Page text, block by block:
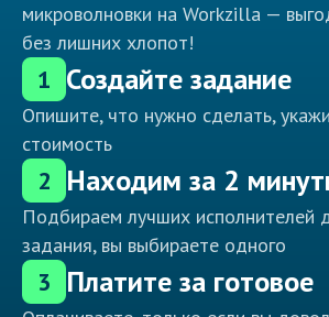
микроволновки на Workzilla —
без лишних хлопот!
1 Создайте задание
Опишите, что нужно сделать,
стоимость
2 Находим за 2
Подбираем лучших исполнителей
задания, вы выбираете одного
3 Платите за готовое